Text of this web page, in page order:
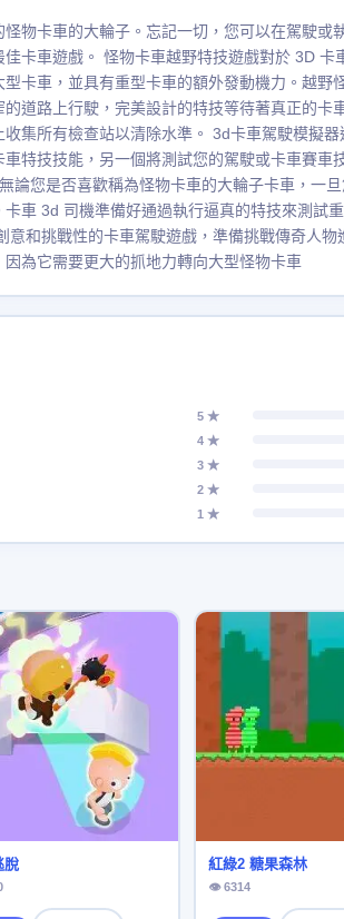
物卡車的大輪子。忘記一切，您可以在駕駛或
卡車遊戲。 怪物卡車越野特技遊戲對於 3D
卡車，並具有重型卡車的額外發動機力。越野
道路上行駛，完美設計的特技等待著真正的卡
集所有檢查站以清除水準。 3d卡車駕駛模擬
特技技能，另一個將測試您的駕駛或卡車賽車
論您是否喜歡稱為怪物卡車的大輪子卡車，一
車 3d 司機準備好通過執行逼真的特技來測試
意和挑戰性的卡車駕駛遊戲，準備挑戰傳奇人
為它需要更大的抓地力轉向大型怪物卡車
5 ★
4 ★
3 ★
2 ★
1 ★
脫 紅綠2 糖果森林
👁 6314